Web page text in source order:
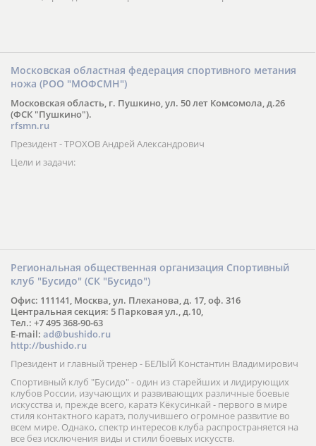
Московская областная федерация спортивного метания
ножа (РОО "МОФСМН")
Московская область, г. Пушкино, ул. 50 лет Комсомола, д.26
(ФСК "Пушкино").
rfsmn.ru
Президент - ТРОХОВ Андрей Александрович
Цели и задачи:
Региональная общественная организация Спортивный
клуб "Бусидо" (СК "Бусидо")
Офис: 111141, Москва, ул. Плеханова, д. 17, оф. 316
Центральная секция: 5 Парковая ул., д.10,
Тел.: +7 495 368-90-63
E-mail: ad@bushido.ru
http://bushido.ru
Президент и главный тренер - БЕЛЫЙ Константин Владимирович
Спортивный клуб "Бусидо" - один из старейших и лидирующих
клубов России, изучающих и развивающих различные боевые
искусства и, прежде всего, каратэ Кёкусинкай - первого в мире
стиля контактного каратэ, получившего огромное развитие во
всем мире. Однако, спектр интересов клуба распространяется на
все без исключения виды и стили боевых искусств.